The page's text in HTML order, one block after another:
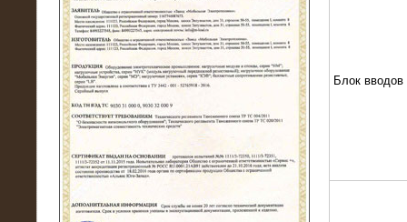
22.05.2016
Нагрузочный модуль в контейнере
10 МВт (0,4 кВ - напряжение)
Блок вводов